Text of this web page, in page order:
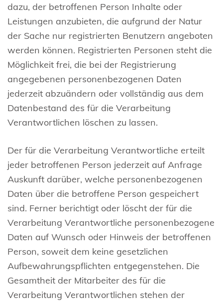
dazu, der betroffenen Person Inhalte oder
Leistungen anzubieten, die aufgrund der Natur
der Sache nur registrierten Benutzern angeboten
werden können. Registrierten Personen steht die
Möglichkeit frei, die bei der Registrierung
angegebenen personenbezogenen Daten
jederzeit abzuändern oder vollständig aus dem
Datenbestand des für die Verarbeitung
Verantwortlichen löschen zu lassen.
Der für die Verarbeitung Verantwortliche erteilt
jeder betroffenen Person jederzeit auf Anfrage
Auskunft darüber, welche personenbezogenen
Daten über die betroffene Person gespeichert
sind. Ferner berichtigt oder löscht der für die
Verarbeitung Verantwortliche personenbezogene
Daten auf Wunsch oder Hinweis der betroffenen
Person, soweit dem keine gesetzlichen
Aufbewahrungspflichten entgegenstehen. Die
Gesamtheit der Mitarbeiter des für die
Verarbeitung Verantwortlichen stehen der